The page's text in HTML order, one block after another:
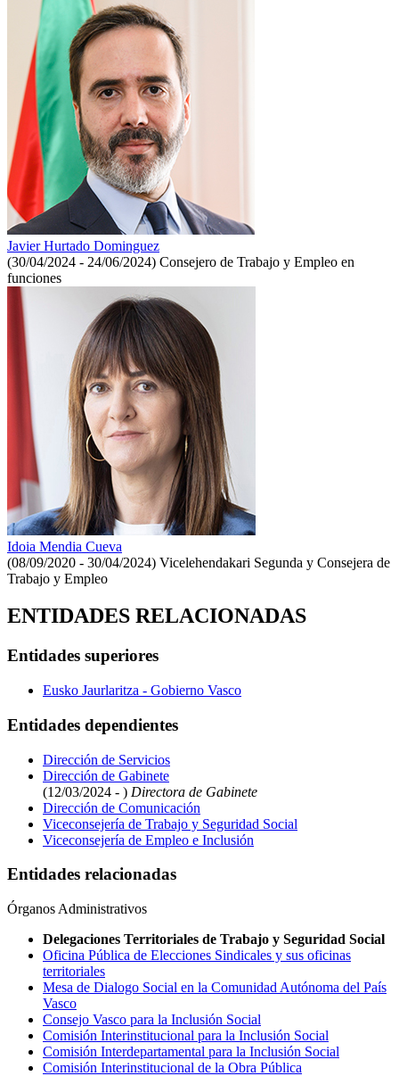
Javier Hurtado Dominguez
(30/04/2024 - 24/06/2024) Consejero de Trabajo y Empleo en
funciones
Idoia Mendia Cueva
(08/09/2020 - 30/04/2024) Vicelehendakari Segunda y Consejera de
Trabajo y Empleo
ENTIDADES RELACIONADAS
Entidades superiores
Eusko Jaurlaritza - Gobierno Vasco
Entidades dependientes
Dirección de Servicios
Dirección de Gabinete
(12/03/2024 - ) Directora de Gabinete
Dirección de Comunicación
Viceconsejería de Trabajo y Seguridad Social
Viceconsejería de Empleo e Inclusión
Entidades relacionadas
Órganos Administrativos
Delegaciones Territoriales de Trabajo y Seguridad Social
Oficina Pública de Elecciones Sindicales y sus oficinas
territoriales
Mesa de Dialogo Social en la Comunidad Autónoma del País
Vasco
Consejo Vasco para la Inclusión Social
Comisión Interinstitucional para la Inclusión Social
Comisión Interdepartamental para la Inclusión Social
Comisión Interinstitucional de la Obra Pública